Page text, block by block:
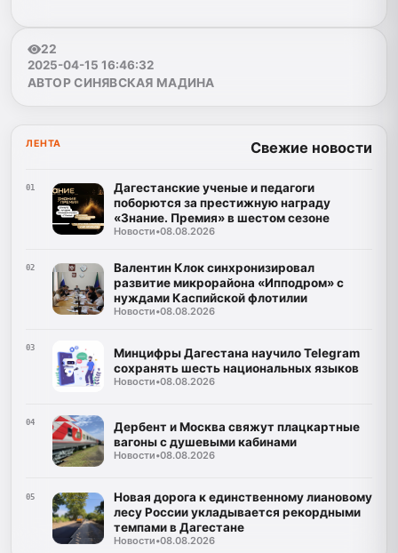
22
2025-04-15 16:46:32
АВТОР СИНЯВСКАЯ МАДИНА
ЛЕНТА Свежие новости
01
Дагестанские ученые и педагоги
поборются за престижную награду
«Знание. Премия» в шестом сезоне
Новости•08.08.2026
02
Валентин Клок синхронизировал
развитие микрорайона «Ипподром» с
нуждами Каспийской флотилии
Новости•08.08.2026
03
Минцифры Дагестана научило Telegram
сохранять шесть национальных языков
Новости•08.08.2026
04
Дербент и Москва свяжут плацкартные
вагоны с душевыми кабинами
Новости•08.08.2026
05
Новая дорога к единственному лиановому
лесу России укладывается рекордными
темпами в Дагестане
Новости•08.08.2026